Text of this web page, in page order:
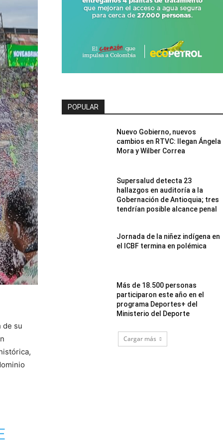
de su
POPULAR
Nuevo Gobierno, nuevos
cambios en RTVC: llegan Ángela
Mora y Wilber Correa
Supersalud detecta 23
hallazgos en auditoría a la
Gobernación de Antioquia; tres
tendrían posible alcance penal
Jornada de la niñez indígena en
el ICBF termina en polémica
Más de 18.500 personas
participaron este año en el
programa Deportes+ del
Ministerio del Deporte
Cargar más